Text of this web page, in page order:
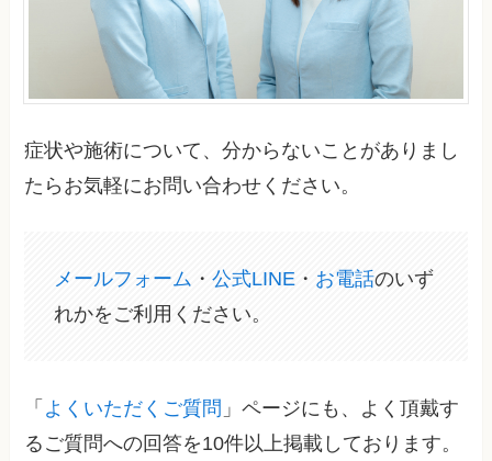
症状や施術について、分からないことがありまし
たらお気軽にお問い合わせください。
メールフォーム ・公式LINE ・ お電話のいず
れかをご利用ください。
「 よくいただくご質問 」ページにも、よく頂戴す
るご質問への回答を10件以上掲載しております。